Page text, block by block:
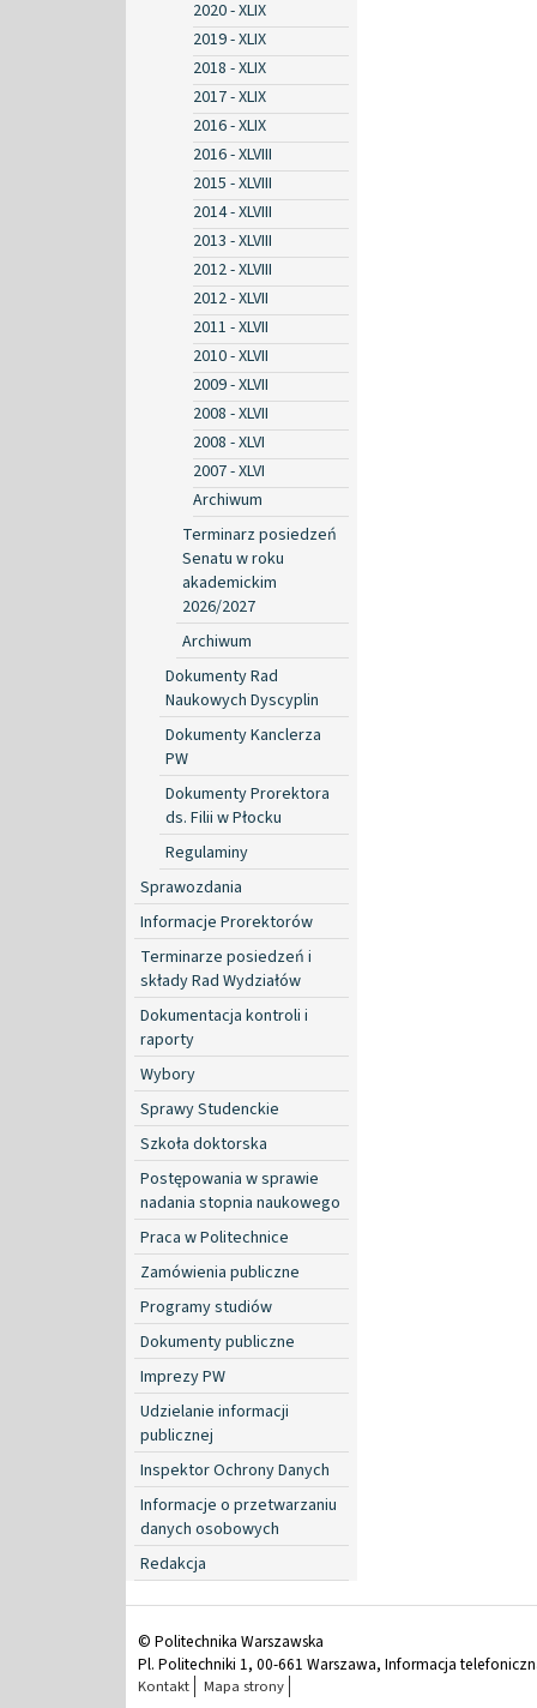
2020 - XLIX
2019 - XLIX
2018 - XLIX
2017 - XLIX
2016 - XLIX
2016 - XLVIII
2015 - XLVIII
2014 - XLVIII
2013 - XLVIII
2012 - XLVIII
2012 - XLVII
2011 - XLVII
2010 - XLVII
2009 - XLVII
2008 - XLVII
2008 - XLVI
2007 - XLVI
Archiwum
Terminarz posiedzeń
Senatu w roku
akademickim
2026/2027
Archiwum
Dokumenty Rad
Naukowych Dyscyplin
Dokumenty Kanclerza
PW
Dokumenty Prorektora
ds. Filii w Płocku
Regulaminy
Sprawozdania
Informacje Prorektorów
Terminarze posiedzeń i
składy Rad Wydziałów
Dokumentacja kontroli i
raporty
Wybory
Sprawy Studenckie
Szkoła doktorska
Postępowania w sprawie
nadania stopnia naukowego
Praca w Politechnice
Zamówienia publiczne
Programy studiów
Dokumenty publiczne
Imprezy PW
Udzielanie informacji
publicznej
Inspektor Ochrony Danych
Informacje o przetwarzaniu
danych osobowych
Redakcja
© Politechnika Warszawska
Pl. Politechniki 1, 00-661 Warszawa, Informacja
Kontakt Mapa strony